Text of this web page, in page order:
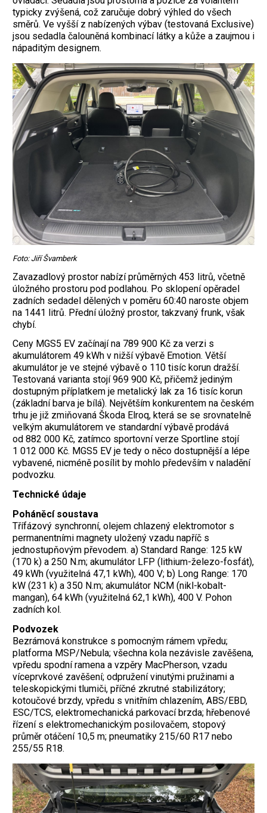
typicky zvýšená, což zaručuje dobrý výhled do všech
směrů. Ve vyšší z nabízených výbav (testovaná Exclusive)
jsou sedadla čalouněná kombinací látky a kůže a zaujmou i
nápaditým designem.
Foto: Jiří Švamberk
Zavazadlový prostor nabízí průměrných 453 litrů, včetně
úložného prostoru pod podlahou. Po sklopení opěradel
zadních sedadel dělených v poměru 60:40 naroste objem
na 1441 litrů. Přední úložný prostor, takzvaný frunk, však
chybí.
Ceny MGS5 EV začínají na 789 900 Kč za verzi s
akumulátorem 49 kWh v nižší výbavě Emotion. Větší
akumulátor je ve stejné výbavě o 110 tisíc korun dražší.
Testovaná varianta stojí 969 900 Kč, přičemž jediným
dostupným příplatkem je metalický lak za 16 tisíc korun
(základní barva je bílá). Největším konkurentem na českém
trhu je již zmiňovaná Škoda Elroq, která se se srovnatelně
velkým akumulátorem ve standardní výbavě prodává
od 882 000 Kč, ­zatímco sportovní verze Sportline stojí
1 012 000 Kč. MGS5 EV je tedy o něco dostupnější a lépe
vybavené, nicméně posílit by mohlo především v naladění
podvozku.
Technické údaje
Poháněcí soustava
Třífázový synchronní, olejem chlazený elektromotor s
permanentními magnety uložený vzadu napříč s
jednostupňovým převodem. a) Standard Range: 125 kW
(170 k) a 250 N.m; akumulátor LFP (lithium-železo-fosfát),
49 kWh (využitelná 47,1 kWh), 400 V; b) Long Range: 170
kW (231 k) a 350 N.m; akumulátor NCM (nikl-kobalt-
mangan), 64 kWh (využitelná 62,1 kWh), 400 V. Pohon
zadních kol.
Podvozek
Bezrámová konstrukce s pomocným rámem vpředu;
platforma MSP/Nebula; všechna kola nezávisle zavěšena,
vpředu spodní ramena a vzpěry MacPherson, vzadu
víceprvkové zavěšení; odpružení vinutými pružinami a
teleskopickými tlumiči, příčné zkrutné stabilizátory;
kotoučové brzdy, vpředu s vnitřním chlazením, ABS/EBD,
ESC/TCS, elektromechanická parkovací brzda; hřebenové
řízení s elektromechanickým posilovačem, stopový
průměr otáčení 10,5 m; pneumatiky 215/60 R17 nebo
255/55 R18.